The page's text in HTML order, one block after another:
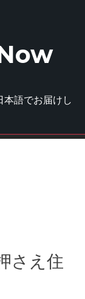
本語でお届けし
さえ住